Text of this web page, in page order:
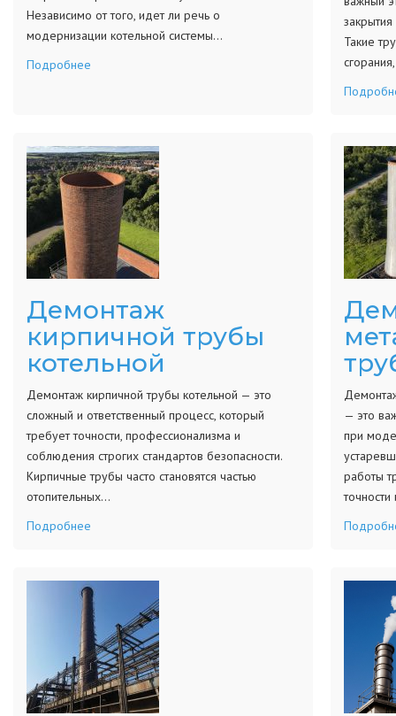
Независимо от того, идет ли речь о
модернизации котельной системы…
Подробнее
Такие
Демонтаж
кирпичной трубы
котельной
Демонтаж кирпичной трубы котельной — это
сложный и ответственный процесс, который
требует точности, профессионализма и
соблюдения строгих стандартов безопасности.
Кирпичные трубы часто становятся частью
отопительных…
Подробнее
— это
при
работы